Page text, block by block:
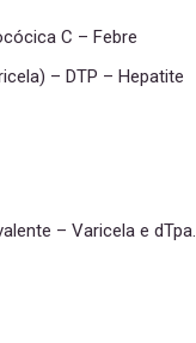
C – Febre
– DTP – Hepatite
– Varicela e dTpa.